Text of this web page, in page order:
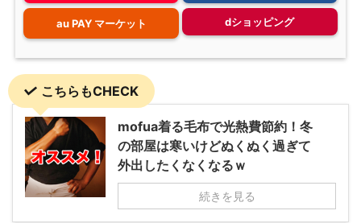
au PAY マーケット dショッピング
こちらもCHECK
mofua着る毛布で光熱費節約！冬
の部屋は寒いけどぬくぬく過ぎて
外出したくなくなるｗ
続きを見る